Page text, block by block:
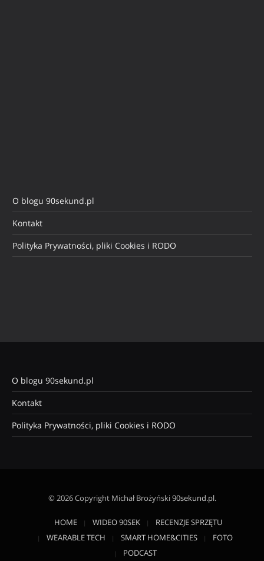
O blogu 90sekund.pl
Kontakt
Polityka Prywatności, pliki Cookies i RODO
O blogu 90sekund.pl
Kontakt
Polityka Prywatności, pliki Cookies i RODO
© 2026 Copyright Michał Brożyński90sekund.pl.
HOME WIDEO 90SEK
RECENZJE SPRZĘTU
WEARABLE TECH
SMART HOME&CITIES
FOTO
PODCAST